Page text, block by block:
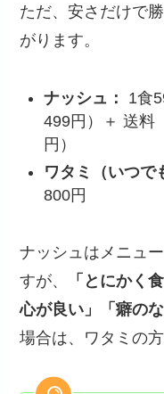
ただ、安さだけで
がります。
ナッシュ：
1食
499円）＋ 送料
円）
ワタミ（いつで
800円
ナッシュはメニュ
すが、
「とにかく
心が良い」「癖の
場合は、ワタミの